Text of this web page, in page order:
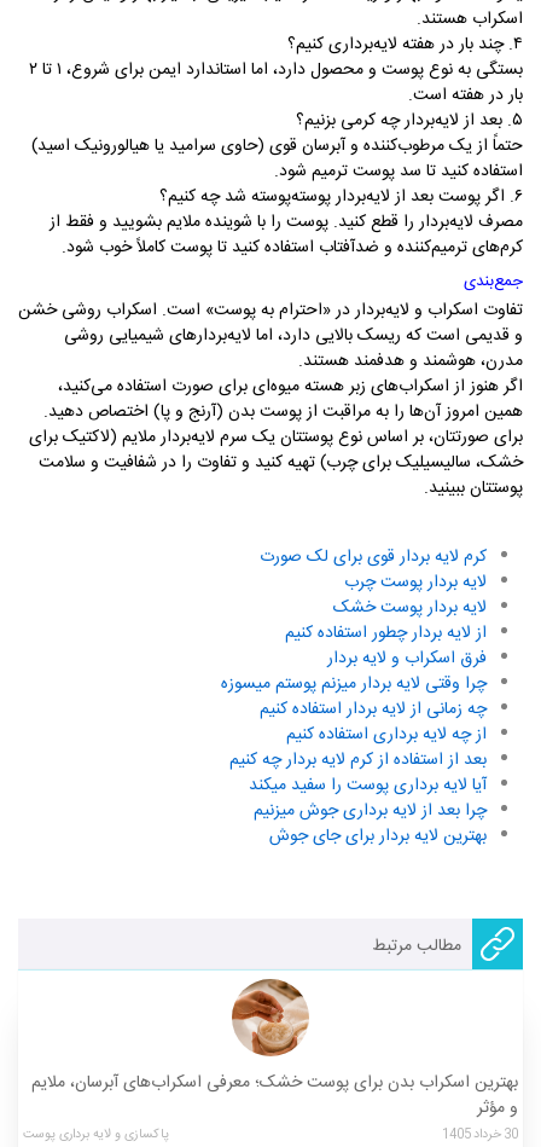
اسکراب هستند.
۴. چند بار در هفته لایه‌برداری کنیم؟
بستگی به نوع پوست و محصول دارد، اما استاندارد ایمن برای شروع، ۱ تا ۲
بار در هفته است.
۵. بعد از لایه‌بردار چه کرمی بزنیم؟
حتماً از یک مرطوب‌کننده و آبرسان قوی (حاوی سرامید یا هیالورونیک اسید)
استفاده کنید تا سد پوست ترمیم شود.
۶. اگر پوست بعد از لایه‌بردار پوسته‌پوسته شد چه کنیم؟
مصرف لایه‌بردار را قطع کنید. پوست را با شوینده ملایم بشویید و فقط از
کرم‌های ترمیم‌کننده و ضدآفتاب استفاده کنید تا پوست کاملاً خوب شود.
جمع‌بندی
تفاوت اسکراب و لایه‌بردار در «احترام به پوست» است. اسکراب روشی خشن
و قدیمی است که ریسک بالایی دارد، اما لایه‌بردارهای شیمیایی روشی
مدرن، هوشمند و هدفمند هستند.
اگر هنوز از اسکراب‌های زبر هسته میوه‌ای برای صورت استفاده می‌کنید،
همین امروز آن‌ها را به مراقبت از پوست بدن (آرنج و پا) اختصاص دهید.
برای صورتتان، بر اساس نوع پوستتان یک سرم لایه‌بردار ملایم (لاکتیک برای
خشک، سالیسیلیک برای چرب) تهیه کنید و تفاوت را در شفافیت و سلامت
پوستتان ببینید.
کرم لایه بردار قوی برای لک صورت
لایه بردار پوست چرب
لایه بردار پوست خشک
از لایه بردار چطور استفاده کنیم
فرق اسکراب و لایه بردار
چرا وقتی لایه بردار میزنم پوستم میسوزه
چه زمانی از لایه بردار استفاده کنیم
از چه لایه برداری استفاده کنیم
بعد از استفاده از کرم لایه بردار چه کنیم
آیا لایه برداری پوست را سفید میکند
چرا بعد از لایه برداری جوش میزنیم
بهترین لایه بردار برای جای جوش
مطالب مرتبط
بهترین اسکراب بدن برای پوست خشک؛ معرفی اسکراب‌های آبرسان، ملایم
و مؤثر
30خرداد1405 پاکسازی و لایه برداری پوست